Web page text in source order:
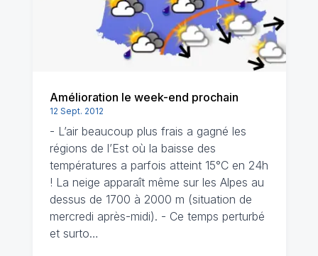
Amélioration le week-end prochain
12 Sept. 2012
- L’air beaucoup plus frais a gagné les
régions de l’Est où la baisse des
températures a parfois atteint 15°C en 24h
! La neige apparaît même sur les Alpes au
dessus de 1700 à 2000 m (situation de
mercredi après-midi). - Ce temps perturbé
et surto…